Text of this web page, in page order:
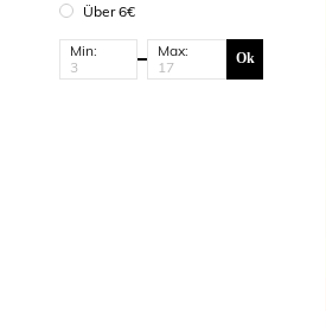
Über 6€
Min: Max: Ok